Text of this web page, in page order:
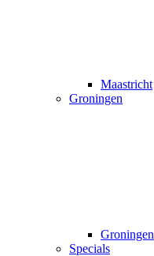
Maastricht
Groningen
Groningen
Specials